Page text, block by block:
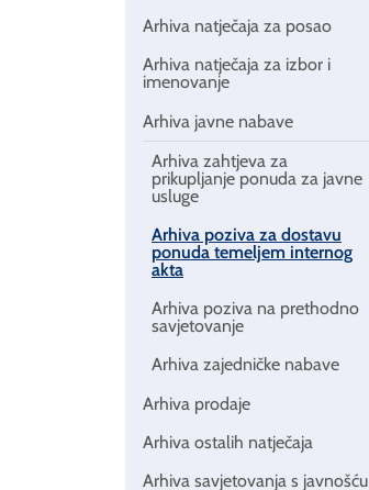
Arhiva natječaja za posao
Arhiva natječaja za izbor i
imenovanje
Arhiva javne nabave
Arhiva zahtjeva za
prikupljanje ponuda za javne
usluge
Arhiva poziva za dostavu
ponuda temeljem internog
akta
Arhiva poziva na prethodno
savjetovanje
Arhiva zajedničke nabave
Arhiva prodaje
Arhiva ostalih natječaja
Arhiva savjetovanja s javnošću